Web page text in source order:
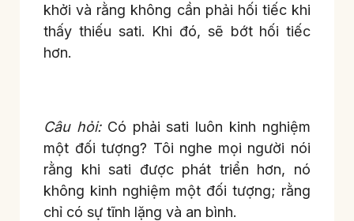
khởi và rằng không cần phải hối tiếc khi
thấy thiếu sati. Khi đó, sẽ bớt hối tiếc
hơn.
Câu hỏi:Có phải sati luôn kinh nghiệm
một đối tượng? Tôi nghe mọi người nói
rằng khi sati được phát triển hơn, nó
không kinh nghiệm một đối tượng; rằng
chỉ có sự tĩnh lặng và an bình.